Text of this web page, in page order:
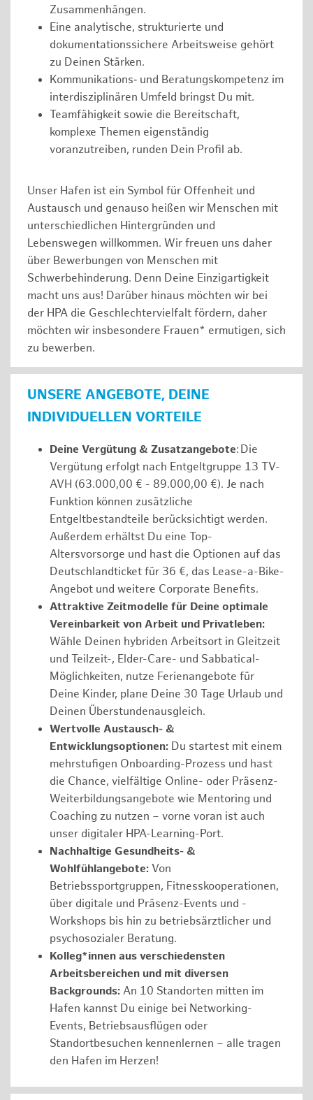
Zusammenhängen.
Eine analytische, strukturierte und
dokumentationssichere Arbeitsweise gehört
zu Deinen Stärken.
Kommunikations‑ und Beratungskompetenz im
interdisziplinären Umfeld bringst Du mit.
Teamfähigkeit sowie die Bereitschaft,
komplexe Themen eigenständig
voranzutreiben, runden Dein Profil ab.
Unser Hafen ist ein Symbol für Offenheit und
Austausch und genauso heißen wir Menschen mit
unterschiedlichen Hintergründen und
Lebenswegen willkommen. Wir freuen uns daher
über Bewerbungen von Menschen mit
Schwerbehinderung. Denn Deine Einzigartigkeit
macht uns aus! Darüber hinaus möchten wir bei
der HPA die Geschlechtervielfalt fördern, daher
möchten wir insbesondere Frauen* ermutigen, sich
zu bewerben.
UNSERE ANGEBOTE, DEINE
INDIVIDUELLEN VORTEILE
Deine Vergütung & Zusatzangebote: Die
Vergütung erfolgt nach Entgeltgruppe 13 TV-
AVH (63.000,00 € - 89.000,00 €). Je nach
Funktion können zusätzliche
Entgeltbestandteile berücksichtigt werden.
Außerdem erhältst Du eine Top-
Altersvorsorge und hast die Optionen auf das
Deutschlandticket für 36 €, das Lease-a-Bike-
Angebot und weitere Corporate Benefits.
Attraktive Zeitmodelle für Deine optimale
Vereinbarkeit von Arbeit und Privatleben:
Wähle Deinen hybriden Arbeitsort in Gleitzeit
und Teilzeit-, Elder-Care- und Sabbatical-
Möglichkeiten, nutze Ferienangebote für
Deine Kinder, plane Deine 30 Tage Urlaub und
Deinen Überstundenausgleich.
Wertvolle Austausch- &
Entwicklungsoptionen: Du startest mit einem
mehrstufigen Onboarding-Prozess und hast
die Chance, vielfältige Online- oder Präsenz-
Weiterbildungsangebote wie Mentoring und
Coaching zu nutzen – vorne voran ist auch
unser digitaler HPA-Learning-Port.
Nachhaltige Gesundheits- &
Wohlfühlangebote: Von
Betriebssportgruppen, Fitnesskooperationen,
über digitale und Präsenz-Events und -
Workshops bis hin zu betriebsärztlicher und
psychosozialer Beratung.
Kolleg*innen aus verschiedensten
Arbeitsbereichen und mit diversen
Backgrounds: An 10 Standorten mitten im
Hafen kannst Du einige bei Networking-
Events, Betriebsausflügen oder
Standortbesuchen kennenlernen – alle tragen
den Hafen im Herzen!